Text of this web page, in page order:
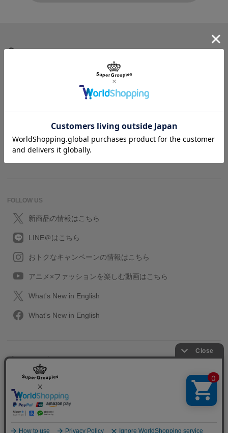
ヘルプ＆ガイド
SuperGroupiesとは？
よくある質問
FOLLOW US
新商品の情報はこちら
LINE＠はこちら
おトクなキャンペーンの情報はこちら
アニメ×ファッションを楽しむ動画はこちら
What's New in English
What's New in English
プライバシーポリシー
特定取引に関する法律
会社情報/採用情報